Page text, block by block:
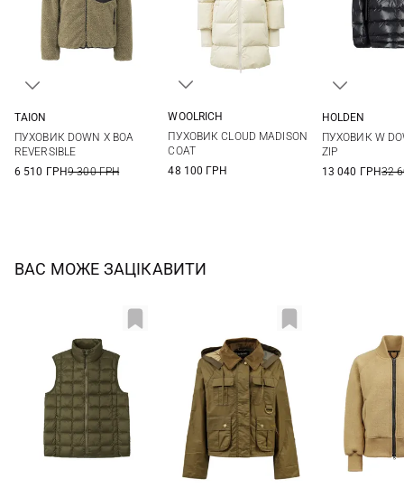
XL
XXL
TAION
ПУХОВИК DOWN X BOA
REVERSIBLE
6 510 ГРН9 300 ГРН
XL
WOOLRICH
ПУХОВИК CLOUD MADISON
COAT
48 100 ГРН
HOLDEN
ПУХОВИК W
ZIP
13 040 ГРН32
ВАС МОЖЕ ЗАЦІКАВИТИ